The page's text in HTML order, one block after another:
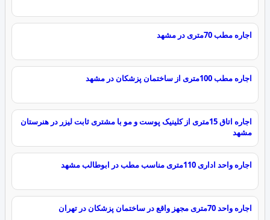
اجاره مطب 70متری در مشهد
اجاره مطب 100متری از ساختمان پزشکان در مشهد
اجاره اتاق 15متری از کلینیک پوست و مو با مشتری ثابت لیزر در هنرستان
مشهد
اجاره واحد اداری 110متری مناسب مطب در ابوطالب مشهد
اجاره واحد 70متری مجهز واقع در ساختمان پزشکان در تهران